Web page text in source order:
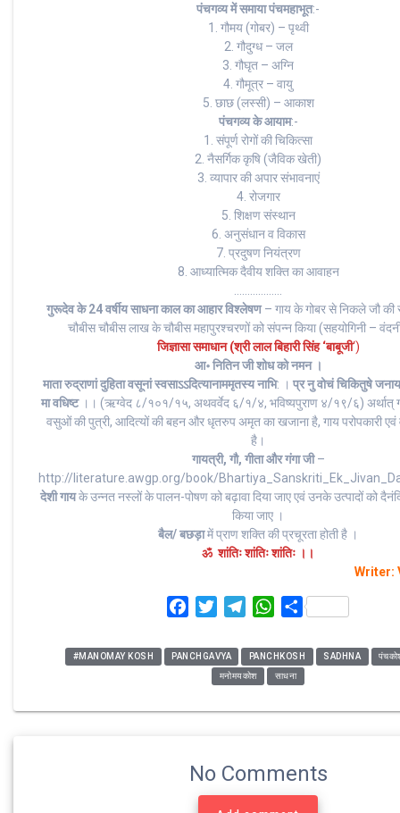
पंचगव्य में समाया पंचमहाभूत:-
1. गौमय (गोबर) – पृथ्वी
2. गौदुग्ध – जल
3. गौघृत – अग्नि
4. गौमूत्र – वायु
5. छाछ (लस्सी) – आकाश
पंचगव्य के आयाम:-
1. संपूर्ण रोगों की चिकित्सा
2. नैसर्गिक कृषि (जैविक खेती)
3. व्यापार की अपार संभावनाएं
4. रोजगार
5. शिक्षण संस्थान
6. अनुसंधान व विकास
7. प्रदुषण नियंत्रण
8. आध्यात्मिक दैवीय शक्ति का आवाहन
गुरूदेव के 24 वर्षीय साधना काल का आहार विश्लेषण– गाय के गोबर से निकले जौ की
चौबीस चौबीस लाख के चौबीस महापुरश्चरणों को संपन्न किया (सहयोगिनी –
जिज्ञासा समाधान (श्री लाल बिहारी सिंह ‘बाबूजी‘)
आ॰ नितिन जी शोध को नमन ।
माता रुद्राणां दुहिता वसूनां स्वसाऽऽदित्यानाममृतस्य नाभि: । प्र नु वोचं चिकितुषे जनाय
मा वधिष्ट।। (ऋग्वेद ८/१०१/१५, अथवर्वेद ६/१/४, भविष्यपुराण ४/१९/६) अर्थात्
वसुओं की पुत्री, आदित्यों की बहन और धृतरुप अमृत का खजाना है, गाय परोपकारी
है।
गायत्री, गौ, गीता और गंगा जी–
http://literature.awgp.org/book/
देशी गायके उन्नत नस्लों के पालन-पोषण को बढ़ावा दिया जाए एवं उनके उत्पादों को
किया जाए ।
बैल/ बछड़ामें प्राण शक्ति की प्रचूरता होती है ।
ॐ शांतिः शांतिः शांतिः ।।
Writer:
c
e
o
i
t
e
l
e
r
W
a
t
A
S
a
r
#MANOMAY KOSH PANCHGAVYA PANCHKOSH SADHNA
मनोमयकोश
साधना
No Comments